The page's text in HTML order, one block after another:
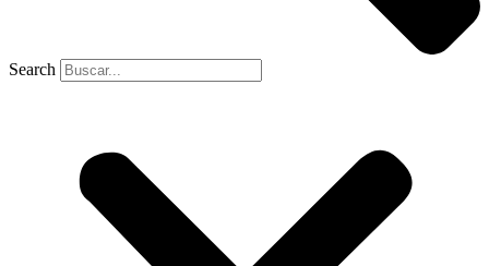
Search